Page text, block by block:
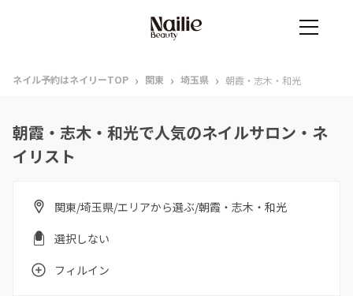
ネイル予約はネイリーTOP › 関東 › 埼玉県 › 朝霞・志木・和光
朝霞・志木・和光で人気のネイルサロン・ネ
イリスト
関東/埼玉県/エリアから選ぶ/朝霞・志木・和光
選択しない
フィルイン